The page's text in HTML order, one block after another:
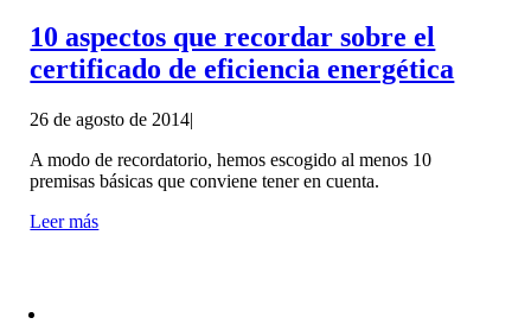
10 aspectos que recordar sobre el
certificado de eficiencia energética
26 de agosto de 2014|
A modo de recordatorio, hemos escogido al menos 10
premisas básicas que conviene tener en cuenta.
Leer más